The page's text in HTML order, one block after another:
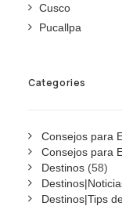
Cusco
Pucallpa
Categories
Consejos para
Consejos para
Destinos (58)
Destinos|Tips